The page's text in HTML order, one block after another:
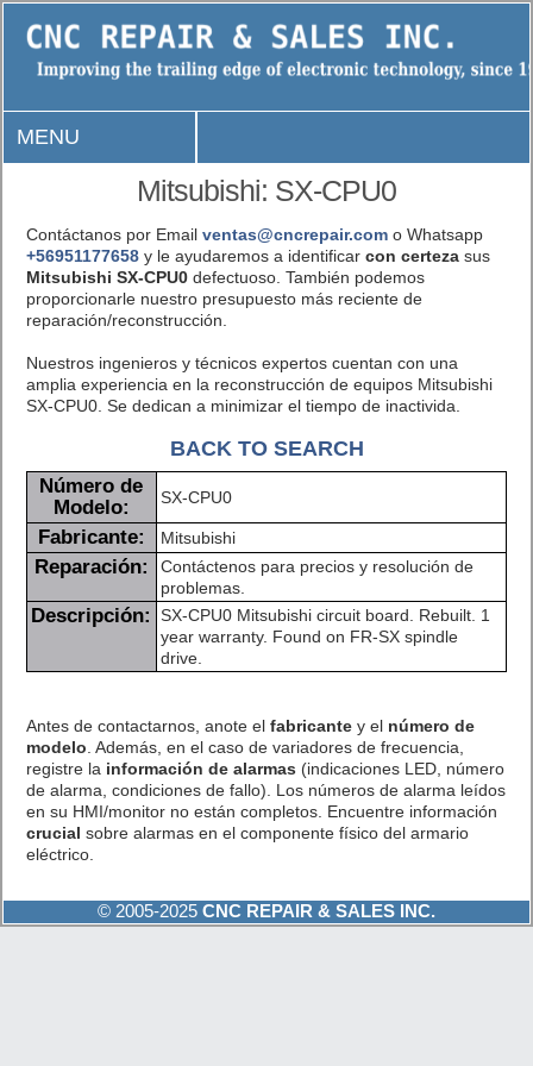
MENU
Mitsubishi: SX-CPU0
Contáctanos por Email ventas@cncrepair.como Whatsapp
+56951177658y le ayudaremos a identificar con certezasus
Mitsubishi SX-CPU0defectuoso. También podemos
proporcionarle nuestro presupuesto más reciente de
reparación/reconstrucción.
Nuestros ingenieros y técnicos expertos cuentan con una
amplia experiencia en la reconstrucción de equipos Mitsubishi
SX-CPU0. Se dedican a minimizar el tiempo de inactivida.
BACK TO SEARCH
Número de
Modelo:
SX-CPU0
Fabricante: Mitsubishi
Reparación:
Contáctenos para precios y resolución de
problemas.
Descripción:
SX-CPU0 Mitsubishi circuit board. Rebuilt. 1
year warranty. Found on FR-SX spindle
drive.
Antes de contactarnos, anote el fabricantey el número de
modelo . Además, en el caso de variadores de frecuencia,
registre la información de alarmas (indicaciones LED, número
de alarma, condiciones de fallo). Los números de alarma leídos
en su HMI/monitor no están completos. Encuentre información
crucial sobre alarmas en el componente físico del armario
eléctrico.
© 2005-2025 CNC REPAIR & SALES INC.